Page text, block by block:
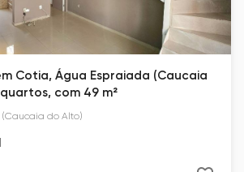
Cotia, Água Espraiada (Caucaia
com 49 m²
do Alto)